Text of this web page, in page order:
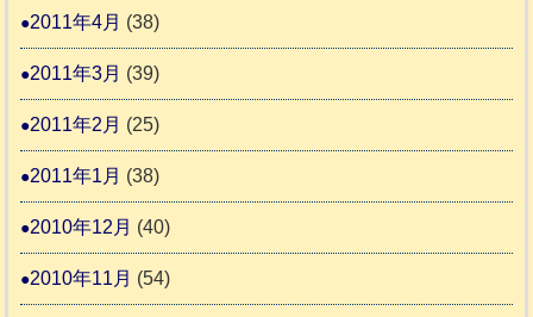
2011年4月 (38)
2011年3月 (39)
2011年2月 (25)
2011年1月 (38)
2010年12月 (40)
2010年11月 (54)